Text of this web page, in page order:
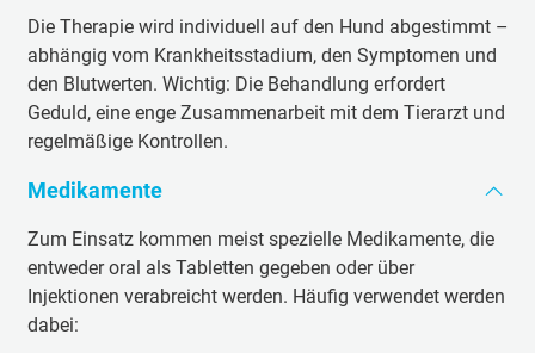
Die Therapie wird individuell auf den Hund abgestimmt –
abhängig vom Krankheitsstadium, den Symptomen und
den Blutwerten. Wichtig: Die Behandlung erfordert
Geduld, eine enge Zusammenarbeit mit dem Tierarzt und
regelmäßige Kontrollen.
Medikamente
Zum Einsatz kommen meist spezielle Medikamente, die
entweder oral als Tabletten gegeben oder über
Injektionen verabreicht werden. Häufig verwendet werden
dabei: